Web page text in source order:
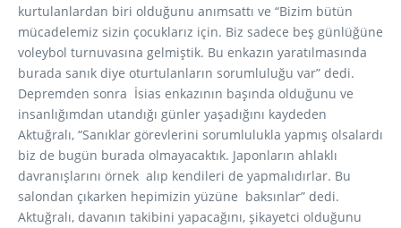
kurtulanlardan biri olduğunu anımsattı ve “Bizim bütün
mücadelemiz sizin çocuklarız için. Biz sadece beş günlüğüne
voleybol turnuvasına gelmiştik. Bu enkazın yaratılmasında
burada sanık diye oturtulanların sorumluluğu var” dedi.
Depremden sonra İsias enkazının başında olduğunu ve
insanlığımdan utandığı günler yaşadığını kaydeden
Aktuğralı, “Sanıklar görevlerini sorumlulukla yapmış olsalardı
biz de bugün burada olmayacaktık. Japonların ahlaklı
davranışlarını örnek alıp kendileri de yapmalıdırlar. Bu
salondan çıkarken hepimizin yüzüne baksınlar” dedi.
Aktuğralı, davanın takibini yapacağını, şikayetci olduğunu